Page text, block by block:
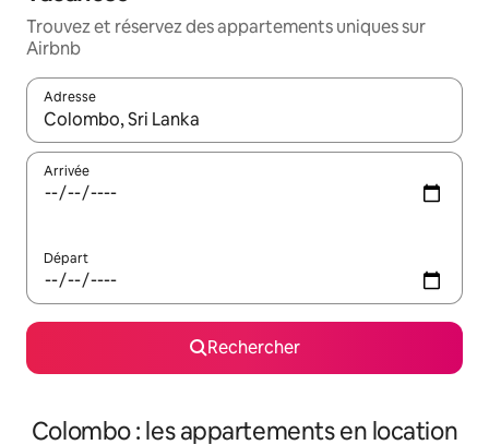
Trouvez et réservez des appartements uniques sur
Airbnb
Adresse
Lorsque les résultats s'affichent, utilisez les flèches vers le
Arrivée
Départ
Rechercher
Colombo : les appartements en location